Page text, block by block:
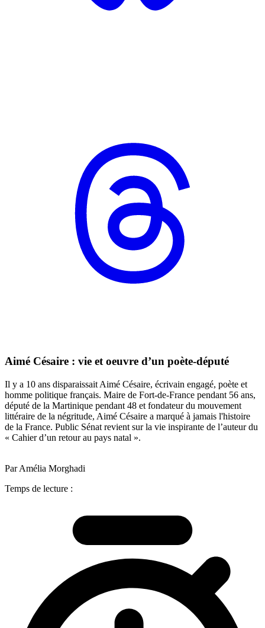
Aimé Césaire : vie et oeuvre d’un poète-député
Il y a 10 ans disparaissait Aimé Césaire, écrivain engagé, poète et
homme politique français. Maire de Fort-de-France pendant 56 ans,
député de la Martinique pendant 48 et fondateur du mouvement
littéraire de la négritude, Aimé Césaire a marqué à jamais l'histoire
de la France. Public Sénat revient sur la vie inspirante de l’auteur du
« Cahier d’un retour au pays natal ».
Par Amélia Morghadi
Temps de lecture :